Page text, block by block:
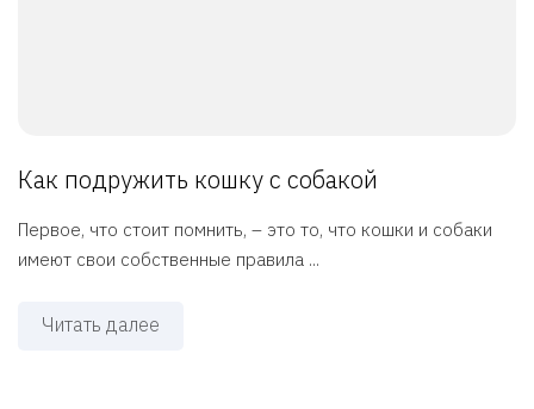
Как подружить кошку с собакой
Первое, что стоит помнить, – это то, что кошки и собаки
имеют свои собственные правила ...
Читать далее